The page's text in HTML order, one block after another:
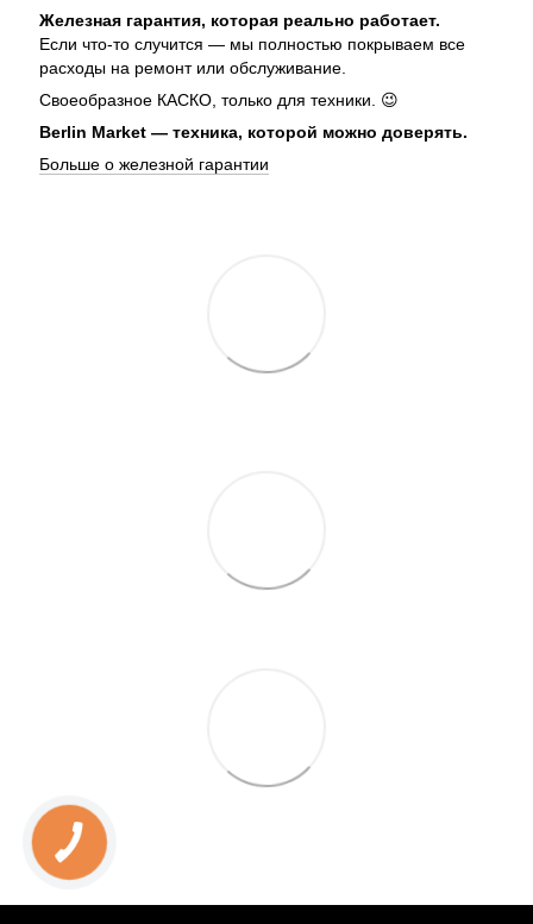
Железная гарантия, которая реально работает.
Если что-то случится — мы полностью покрываем все
расходы на ремонт или обслуживание.
Своеобразное КАСКО, только для техники. 😉
Berlin Market — техника, которой можно доверять.
Больше о железной гарантии